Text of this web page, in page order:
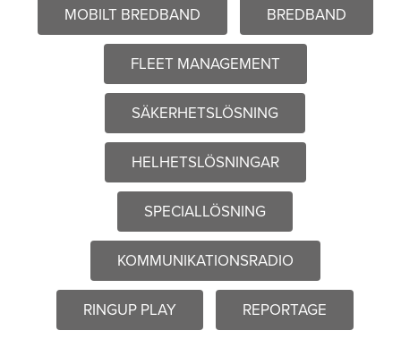
MOBILT BREDBAND BREDBAND
FLEET MANAGEMENT
SÄKERHETSLÖSNING
HELHETSLÖSNINGAR
SPECIALLÖSNING
KOMMUNIKATIONSRADIO
RINGUP PLAY REPORTAGE